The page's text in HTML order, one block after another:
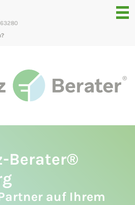
Berater®
auf Ihrem